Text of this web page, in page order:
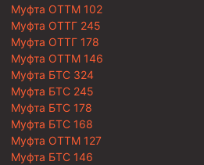
Муфта ОТТМ 102
Муфта ОТТГ 245
Муфта ОТТГ 178
Муфта ОТТМ 146
Муфта БТС 324
Муфта БТС 245
Муфта БТС 178
Муфта БТС 168
Муфта ОТТМ 127
Муфта БТС 146